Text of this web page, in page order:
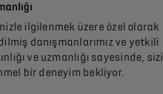
ilgilenmek üzere özel olarak
danışmanlarımız ve yetkili
ve uzmanlığı sayesinde, sizi
bir deneyim bekliyor.